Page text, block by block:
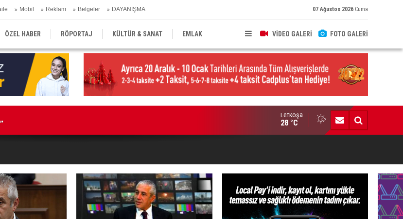
Mobil Reklam Belgeler DAYANIŞMA 07 Ağustos 2026 Cuma
VİDEO GALERİ FOTO GALERİ
ÖZEL HABER RÖPORTAJ KÜLTÜR & SANAT EMLAK
YEREL YÖNETİM DERGİLER SEKTÖR
1 kişi hayatını kaybetti, 3 kişi yaralandı
Lefkoşa
28 °C